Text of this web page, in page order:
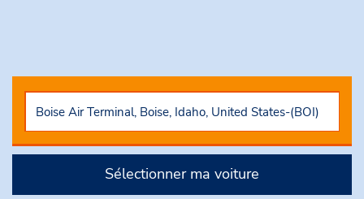
Sélectionner ma voiture